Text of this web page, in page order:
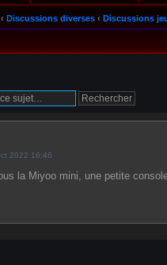
‹ Discussions diverses ‹ Discussions
2022 16:46
la Miyoo mini, une petite